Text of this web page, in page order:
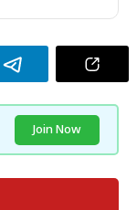
Join Now